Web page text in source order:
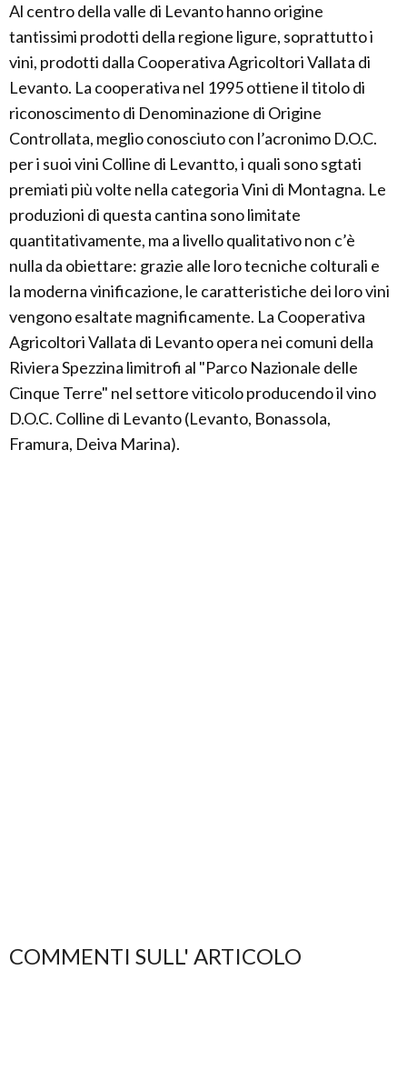
Al centro della valle di Levanto hanno origine
tantissimi prodotti della regione ligure, soprattutto i
vini, prodotti dalla Cooperativa Agricoltori Vallata di
Levanto. La cooperativa nel 1995 ottiene il titolo di
riconoscimento di Denominazione di Origine
Controllata, meglio conosciuto con l’acronimo D.O.C.
per i suoi vini Colline di Levantto, i quali sono sgtati
premiati più volte nella categoria Vini di Montagna. Le
produzioni di questa cantina sono limitate
quantitativamente, ma a livello qualitativo non c’è
nulla da obiettare: grazie alle loro tecniche colturali e
la moderna vinificazione, le caratteristiche dei loro vini
vengono esaltate magnificamente. La Cooperativa
Agricoltori Vallata di Levanto opera nei comuni della
Riviera Spezzina limitrofi al "Parco Nazionale delle
Cinque Terre" nel settore viticolo producendo il vino
D.O.C. Colline di Levanto (Levanto, Bonassola,
Framura, Deiva Marina).
COMMENTI SULL' ARTICOLO